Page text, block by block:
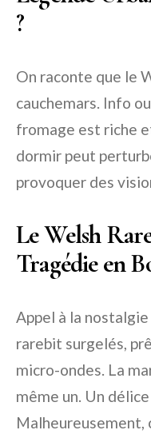
?
On raconte que le
cauchemars. Info
fromage est riche
dormir peut
provoquer des
Le Welsh
Tragédie en
Appel à la
rarebit surgelés,
micro-ondes. La
même un. Un
Malheureusement,